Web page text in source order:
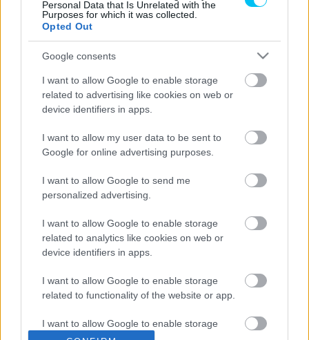
Personal Data that Is Unrelated with the
Purposes for which it was collected.
Opted Out
Google consents
I want to allow Google to enable storage
related to advertising like cookies on web or
device identifiers in apps.
I want to allow my user data to be sent to
Google for online advertising purposes.
I want to allow Google to send me
personalized advertising.
I want to allow Google to enable storage
related to analytics like cookies on web or
device identifiers in apps.
I want to allow Google to enable storage
related to functionality of the website or app.
I want to allow Google to enable storage
- Advertisement -
körülményeket. Azok a pilóták, akik előttem végeztek,
erősebbek voltak. Nagyszerű az első sor, Mariniék
abszolút megérdemlik ezt az eredményt. Nagyon jó
magát az időmérés második szakaszába. Bezzecchi és
Marini pedig egész hétvégén gyorsak voltak, gratulálok
kerüljek. Jó munkát végeztünk, és az vigasztal, hogy a
világbajnoki pontverseny éllovasai nem túl előkelő
majd kilőni, és kimotorozni valamennyi előnyt. Biztosan
nem lesz egyszerű, mert mindenkinek ez a célja, de a
maximumot fogom kihozni magamból.”